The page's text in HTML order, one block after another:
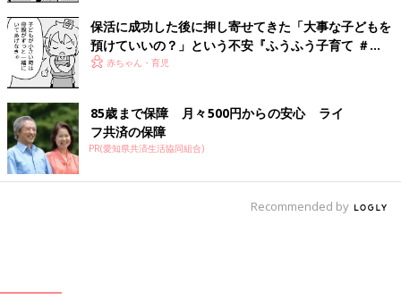
保活に成功した後に押し寄せてきた「大事な子どもを
預けていいの？」という不安『ふうふう子育て ＃
60』赤ちゃん・育児
85歳まで保障 月々500円からの安心 ライ
フ共済の保障
PR(愛知県共済生活協同組合)
Recommended by